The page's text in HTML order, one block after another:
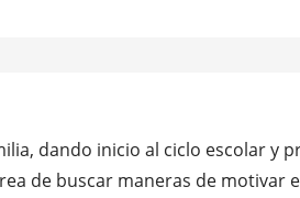
dando inicio al ciclo escolar y
de buscar maneras de motivar